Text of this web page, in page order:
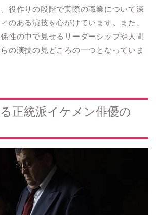
役作りの段階で実際の職業について深
のある演技を心がけています。また、
性の中で見せるリーダーシップや人間
の演技の見どころの一つとなっていま
正統派イケメン俳優の